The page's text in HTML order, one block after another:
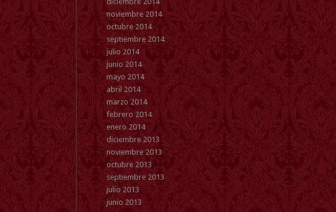
noviembre 2014
octubre 2014
septiembre 2014
julio 2014
junio 2014
mayo 2014
abril 2014
marzo 2014
febrero 2014
enero 2014
diciembre 2013
noviembre 2013
octubre 2013
septiembre 2013
julio 2013
junio 2013